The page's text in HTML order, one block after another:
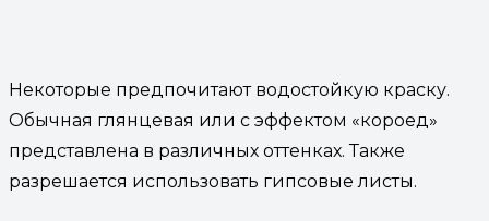
Некоторые предпочитают водостойкую краску.
Обычная глянцевая или с эффектом «короед»
представлена в различных оттенках. Также
разрешается использовать гипсовые листы.